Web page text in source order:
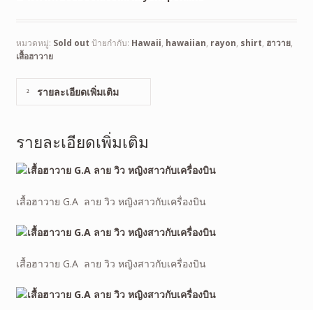
หมวดหมู่: Sold out ป้ายกำกับ: Hawaii, hawaiian, rayon, shirt, ฮาวาย,
เสื้อฮาวาย
รายละเอียดเพิ่มเติม
รายละเอียดเพิ่มเติม
เสื้อฮาวาย G.A ลาย วิว หญิงสาวกับเครื่องบิน
เสื้อฮาวาย G.A ลาย วิว หญิงสาวกับเครื่องบิน